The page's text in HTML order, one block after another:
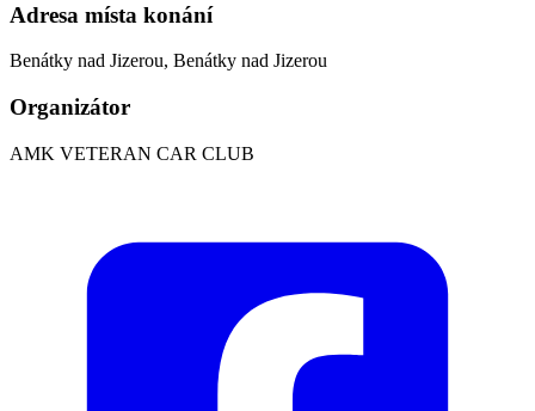
Adresa místa konání
Benátky nad Jizerou, Benátky nad Jizerou
Organizátor
AMK VETERAN CAR CLUB